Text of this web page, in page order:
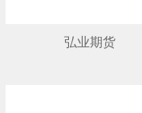
弘业期货